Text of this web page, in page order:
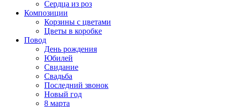
Сердца из роз
Композиции
Корзины с цветами
Цветы в коробке
Повод
День рождения
Юбилей
Свидание
Свадьба
Последний звонок
Новый год
8 марта